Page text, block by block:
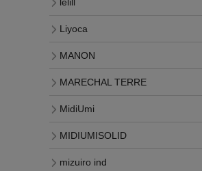
Liyoca
MANON
MARECHAL TERRE
MidiUmi
MIDIUMISOLID
mizuiro ind